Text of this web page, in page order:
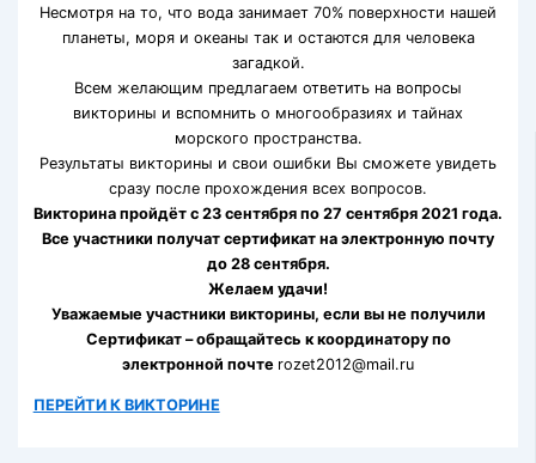
Несмотря на то, что вода занимает 70% поверхности нашей
планеты, моря и океаны так и остаются для человека
загадкой.
Всем желающим предлагаем ответить на вопросы
викторины и вспомнить о многообразиях и тайнах
морского пространства.
Результаты викторины и свои ошибки Вы сможете увидеть
сразу после прохождения всех вопросов.
Викторина пройдёт с 23 сентября по 27 сентября 2021 года.
Все участники получат сертификат на электронную почту
до 28 сентября.
Желаем удачи!
Уважаемые участники викторины, если вы не получили
Сертификат – обращайтесь к координатору по
электронной почте rozet2012@mail.ru
ПЕРЕЙТИ К ВИКТОРИНЕ